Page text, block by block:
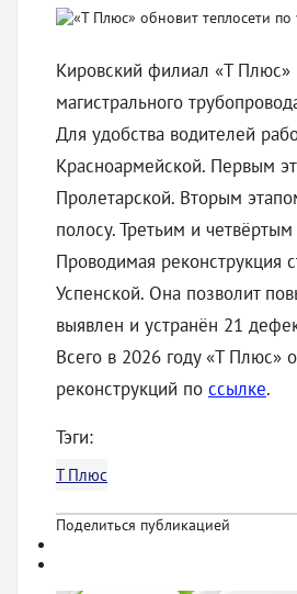
Кировский филиал «Т Плюс»
магистрального
Для удобства водителей
Красноармейской. Первым
Пролетарской. Вторым
полосу. Третьим и
Проводимая реконструкция
Успенской. Она позволит
выявлен и устранён 21
Всего в 2026 году «Т Плюс»
реконструкций по ссылке.
Тэги:
Т Плюс
Поделиться публикацией